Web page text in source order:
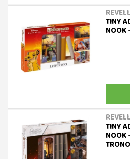
REVELL
TINY
NOOK
REVELL
TINY
NOOK